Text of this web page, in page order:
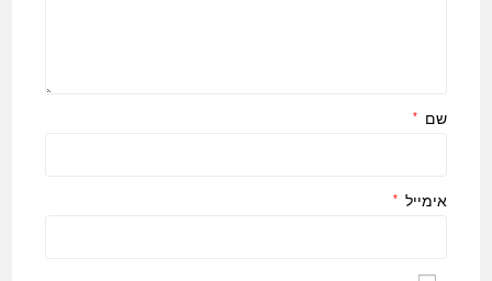
שם *
אימייל *